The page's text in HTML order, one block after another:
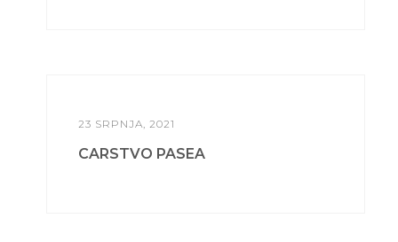
23 SRPNJA, 2021
CARSTVO PASEA